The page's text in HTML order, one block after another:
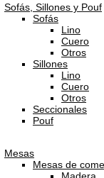
Sofás, Sillones y Pouf
Sofás
Lino
Cuero
Otros
Sillones
Lino
Cuero
Otros
Seccionales
Pouf
Mesas
Mesas de